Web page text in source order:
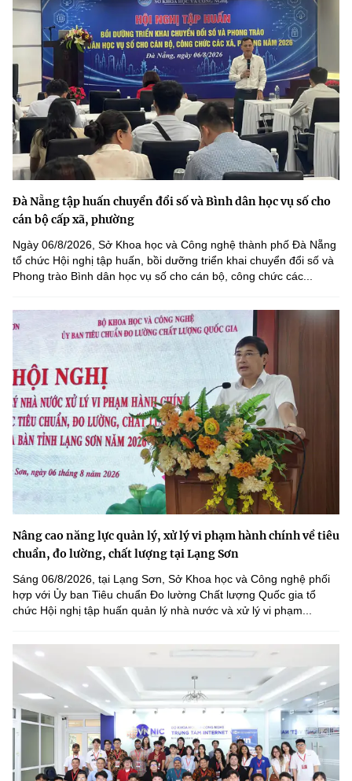
Đà Nẵng tập huấn chuyển đổi số và Bình dân học vụ số cho
cán bộ cấp xã, phường
Ngày 06/8/2026, Sở Khoa học và Công nghệ thành phố Đà Nẵng
tổ chức Hội nghị tập huấn, bồi dưỡng triển khai chuyển đổi số và
Phong trào Bình dân học vụ số cho cán bộ, công chức các...
Nâng cao năng lực quản lý, xử lý vi phạm hành chính về tiêu
chuẩn, đo lường, chất lượng tại Lạng Sơn
Sáng 06/8/2026, tại Lạng Sơn, Sở Khoa học và Công nghệ phối
hợp với Ủy ban Tiêu chuẩn Đo lường Chất lượng Quốc gia tổ
chức Hội nghị tập huấn quản lý nhà nước và xử lý vi phạm...